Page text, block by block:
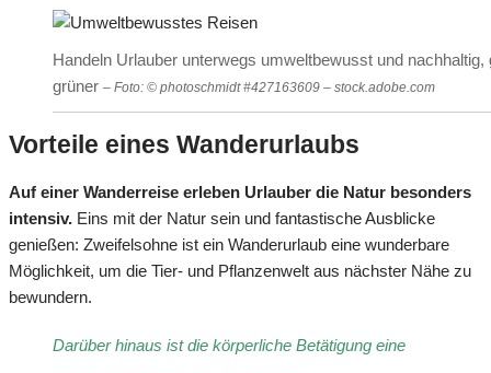
Handeln Urlauber unterwegs umweltbewusst und
grüner – Foto: © photoschmidt #427163609 – stock.adobe.com
Vorteile eines Wanderurlaubs
Auf einer Wanderreise erleben Urlauber die Natur besonders
intensiv. Eins mit der Natur sein und fantastische Ausblicke
genießen: Zweifelsohne ist ein Wanderurlaub eine wunderbare
Möglichkeit, um die Tier- und Pflanzenwelt aus nächster Nähe zu
bewundern.
Darüber hinaus ist die körperliche Betätigung eine